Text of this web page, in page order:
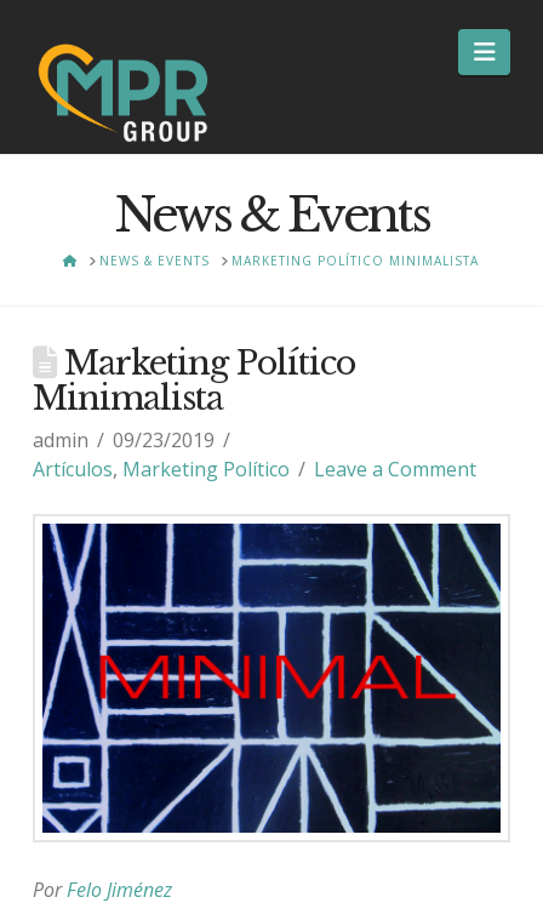
News & Events
HOMENEWS & EVENTS MARKETING POLÍTICO MINIMALISTA
Marketing Político
Minimalista
admin
09/23/2019
Artículos, Marketing Político Leave a Comment
PorFelo Jiménez